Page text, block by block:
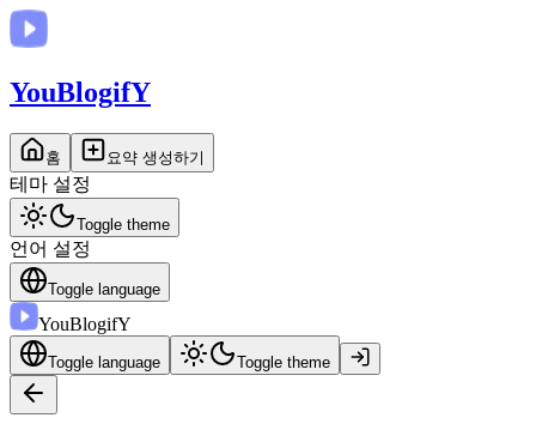
YouBlogifY
홈 요약 생성하기
테마 설정
Toggle theme
언어 설정
Toggle language
YouBlogifY
Toggle language Toggle theme